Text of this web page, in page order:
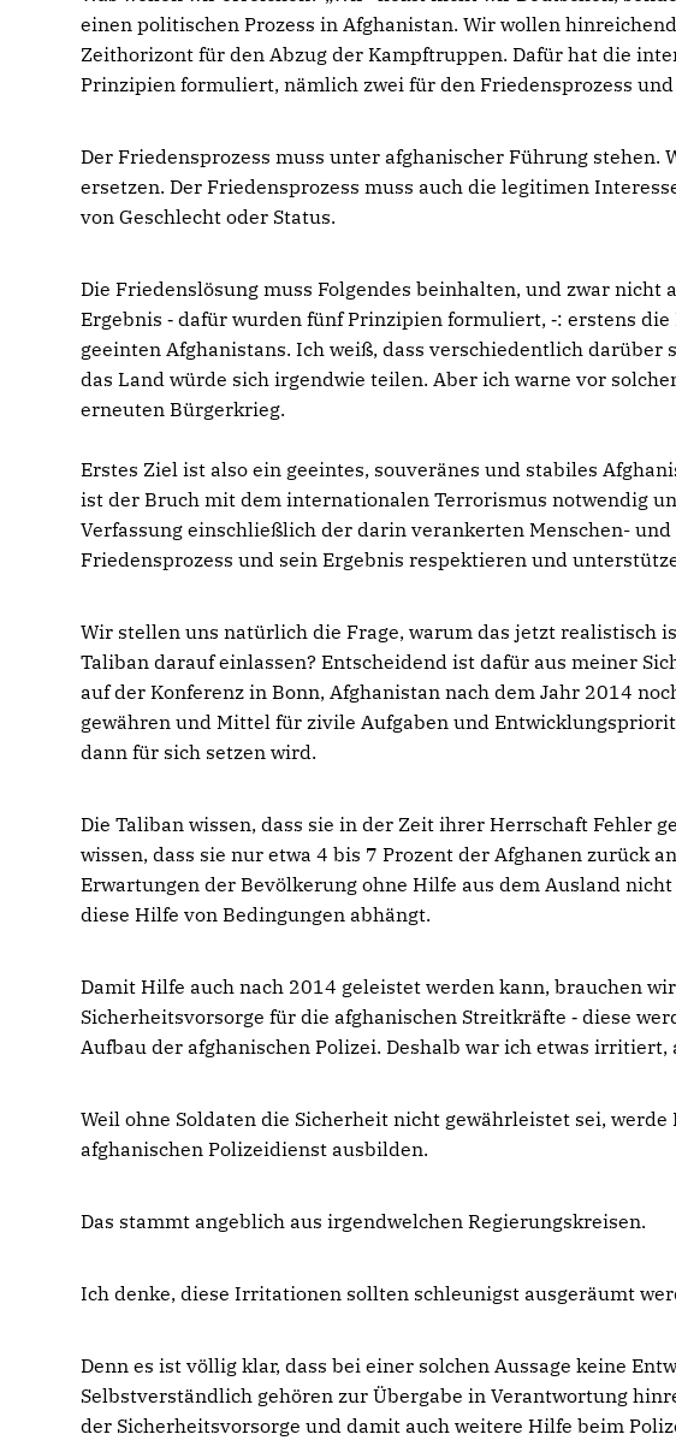
einen politischen Prozess in Afghanistan. Wir wollen
Zeithorizont für den Abzug der Kampftruppen. Dafür hat die
Prinzipien formuliert, nämlich zwei für den Friedensprozess
Der Friedensprozess muss unter afghanischer Führung stehen.
ersetzen. Der Friedensprozess muss auch die legitimen
von Geschlecht oder Status.
Die Friedenslösung muss Folgendes beinhalten, und zwar nicht
Ergebnis ‑ dafür wurden fünf Prinzipien formuliert, ‑: erstens
geeinten Afghanistans. Ich weiß, dass verschiedentlich
das Land würde sich irgendwie teilen. Aber ich warne vor
erneuten Bürgerkrieg.
Erstes Ziel ist also ein geeintes, souveränes und stabiles
ist der Bruch mit dem internationalen Terrorismus notwendig
Verfassung einschließlich der darin verankerten Menschen-
Friedensprozess und sein Ergebnis respektieren und
Wir stellen uns natürlich die Frage, warum das jetzt realistisch
Taliban darauf einlassen? Entscheidend ist dafür aus meiner
auf der Konferenz in Bonn, Afghanistan nach dem Jahr 2014
gewähren und Mittel für zivile Aufgaben und
dann für sich setzen wird.
Die Taliban wissen, dass sie in der Zeit ihrer Herrschaft Fehler
wissen, dass sie nur etwa 4 bis 7 Prozent der Afghanen zurück
Erwartungen der Bevölkerung ohne Hilfe aus dem Ausland
diese Hilfe von Bedingungen abhängt.
Damit Hilfe auch nach 2014 geleistet werden kann, brauchen
Sicherheitsvorsorge für die afghanischen Streitkräfte ‑ diese
Aufbau der afghanischen Polizei. Deshalb war ich etwas
Weil ohne Soldaten die Sicherheit nicht gewährleistet sei,
afghanischen Polizeidienst ausbilden.
Das stammt angeblich aus irgendwelchen Regierungskreisen.
Ich denke, diese Irritationen sollten schleunigst ausgeräumt
Denn es ist völlig klar, dass bei einer solchen Aussage keine
Selbstverständlich gehören zur Übergabe in Verantwortung
der Sicherheitsvorsorge und damit auch weitere Hilfe beim